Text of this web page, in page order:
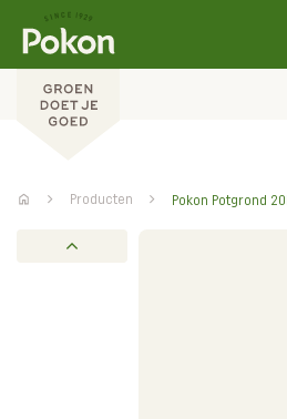
Producten Pokon Potgrond 20L